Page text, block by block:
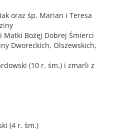
oraz śp. Marian i Teresa
Matki Bożęj Dobrej Śmierci
Dworeckich, Olszewskich,
(10 r. śm.) i zmarli z
(4 r. śm.)